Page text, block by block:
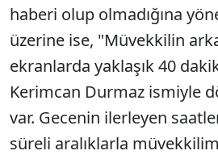
haberi olup olmadığına
üzerine ise, "Müvekkilin
ekranlarda yaklaşık 40
Kerimcan Durmaz ismiyle
var. Gecenin ilerleyen
süreli aralıklarla